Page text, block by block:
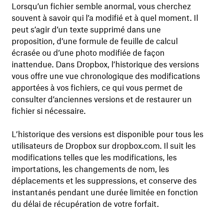
Lorsqu’un fichier semble anormal, vous cherchez
souvent à savoir qui l’a modifié et à quel moment. Il
peut s’agir d’un texte supprimé dans une
proposition, d’une formule de feuille de calcul
écrasée ou d’une photo modifiée de façon
inattendue. Dans Dropbox, l’historique des versions
vous offre une vue chronologique des modifications
apportées à vos fichiers, ce qui vous permet de
consulter d’anciennes versions et de restaurer un
fichier si nécessaire.
L’historique des versions est disponible pour tous les
utilisateurs de Dropbox sur dropbox.com. Il suit les
modifications telles que les modifications, les
importations, les changements de nom, les
déplacements et les suppressions, et conserve des
instantanés pendant une durée limitée en fonction
du délai de récupération de votre forfait.